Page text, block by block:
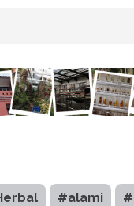
#alami